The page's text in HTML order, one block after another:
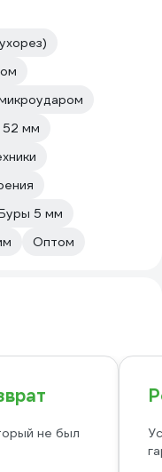
52 мм
5 мм
Оптом
не был